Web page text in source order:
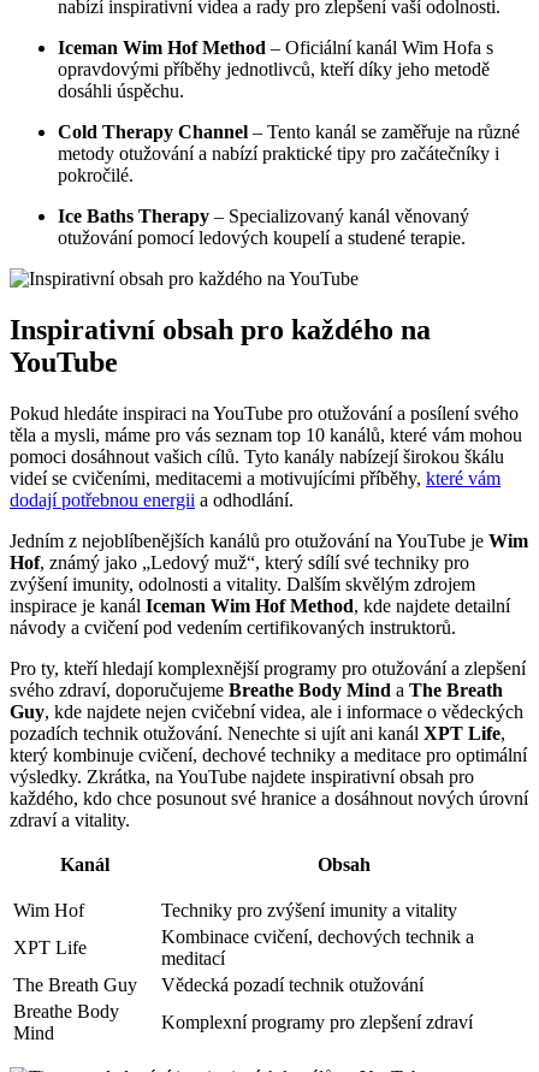
nabízí inspirativní videa a rady pro zlepšení vaší odolnosti.
Iceman Wim Hof Method – Oficiální kanál Wim Hofa s
opravdovými příběhy jednotlivců, kteří díky jeho metodě
dosáhli úspěchu.
Cold Therapy Channel – Tento kanál se zaměřuje na různé
metody otužování a nabízí praktické tipy pro začátečníky i
pokročilé.
Ice Baths Therapy – Specializovaný kanál věnovaný
otužování pomocí ledových koupelí a studené terapie.
Inspirativní obsah pro každého na
YouTube
Pokud hledáte inspiraci na YouTube pro otužování a posílení svého
těla a mysli, máme pro vás seznam top 10 kanálů, které vám mohou
pomoci dosáhnout vašich cílů. Tyto kanály nabízejí širokou škálu
videí se cvičeními, meditacemi a motivujícími příběhy, které vám
dodají potřebnou energii a odhodlání.
Jedním z nejoblíbenějších kanálů pro otužování na YouTube je Wim
Hof, známý jako „Ledový muž“, který sdílí své techniky pro
zvýšení imunity, odolnosti a vitality. Dalším skvělým zdrojem
inspirace je kanál Iceman Wim Hof Method, kde najdete detailní
návody a cvičení pod vedením certifikovaných instruktorů.
Pro ty, kteří hledají komplexnější programy pro otužování a zlepšení
svého zdraví, doporučujeme Breathe Body Mind a The Breath
Guy, kde najdete nejen cvičební videa, ale i informace o vědeckých
pozadích technik otužování. Nenechte si ujít ani kanál XPT Life,
který kombinuje cvičení, dechové techniky a meditace pro optimální
výsledky. Zkrátka, na YouTube najdete inspirativní obsah pro
každého, kdo chce posunout své hranice a dosáhnout nových úrovní
zdraví a vitality.
Kanál Obsah
Wim Hof
Techniky pro zvýšení imunity a vitality
XPT Life
Kombinace cvičení, dechových technik a
meditací
The Breath Guy
Vědecká pozadí technik otužování
Breathe Body
Mind
Komplexní programy pro zlepšení zdraví